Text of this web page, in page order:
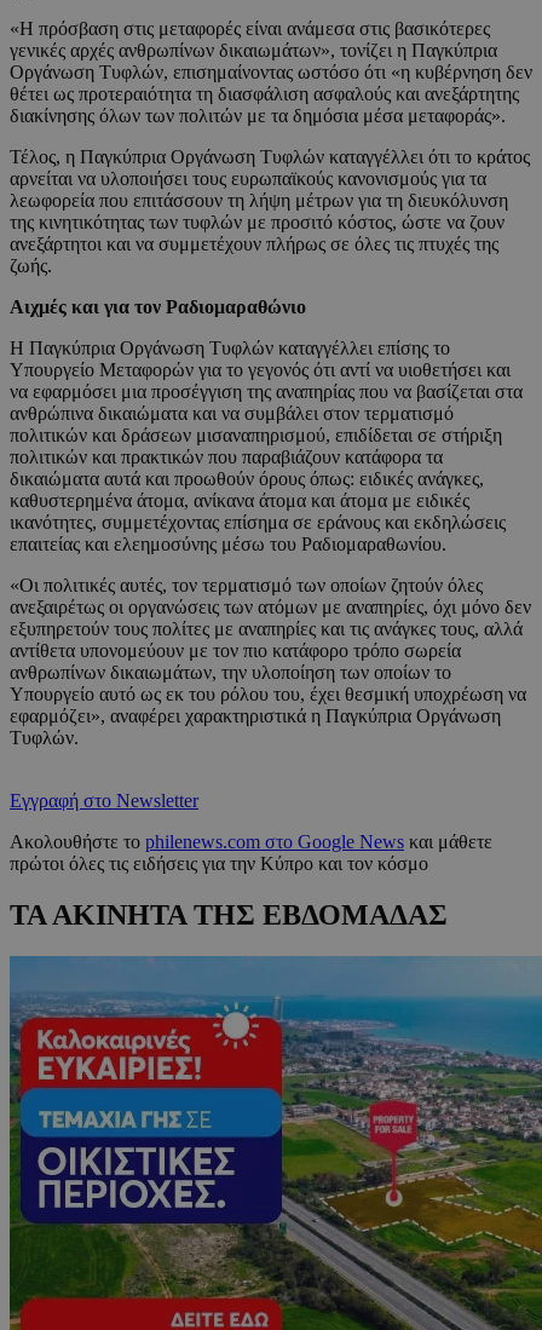
«Η πρόσβαση στις μεταφορές είναι ανάμεσα στις βασικότερες
γενικές αρχές ανθρωπίνων δικαιωμάτων», τονίζει η Παγκύπρια
Οργάνωση Τυφλών, επισημαίνοντας ωστόσο ότι «η κυβέρνηση δεν
θέτει ως προτεραιότητα τη διασφάλιση ασφαλούς και ανεξάρτητης
διακίνησης όλων των πολιτών με τα δημόσια μέσα μεταφοράς».
Τέλος, η Παγκύπρια Οργάνωση Τυφλών καταγγέλλει ότι το κράτος
αρνείται να υλοποιήσει τους ευρωπαϊκούς κανονισμούς για τα
λεωφορεία που επιτάσσουν τη λήψη μέτρων για τη διευκόλυνση
της κινητικότητας των τυφλών με προσιτό κόστος, ώστε να ζουν
ανεξάρτητοι και να συμμετέχουν πλήρως σε όλες τις πτυχές της
ζωής.
Αιχμές και για τον Ραδιομαραθώνιο
Η Παγκύπρια Οργάνωση Τυφλών καταγγέλλει επίσης το
Υπουργείο Μεταφορών για το γεγονός ότι αντί να υιοθετήσει και
να εφαρμόσει μια προσέγγιση της αναπηρίας που να βασίζεται στα
ανθρώπινα δικαιώματα και να συμβάλει στον τερματισμό
πολιτικών και δράσεων μισαναπηρισμού, επιδίδεται σε στήριξη
πολιτικών και πρακτικών που παραβιάζουν κατάφορα τα
δικαιώματα αυτά και προωθούν όρους όπως: ειδικές ανάγκες,
καθυστερημένα άτομα, ανίκανα άτομα και άτομα με ειδικές
ικανότητες, συμμετέχοντας επίσημα σε εράνους και εκδηλώσεις
επαιτείας και ελεημοσύνης μέσω του Ραδιομαραθωνίου.
«Οι πολιτικές αυτές, τον τερματισμό των οποίων ζητούν όλες
ανεξαιρέτως οι οργανώσεις των ατόμων με αναπηρίες, όχι μόνο δεν
εξυπηρετούν τους πολίτες με αναπηρίες και τις ανάγκες τους, αλλά
αντίθετα υπονομεύουν με τον πιο κατάφορο τρόπο σωρεία
ανθρωπίνων δικαιωμάτων, την υλοποίηση των οποίων το
Υπουργείο αυτό ως εκ του ρόλου του, έχει θεσμική υποχρέωση να
εφαρμόζει», αναφέρει χαρακτηριστικά η Παγκύπρια Οργάνωση
Τυφλών.
Εγγραφή στο Newsletter
Ακολουθήστε το philenews.com στο Google News και μάθετε
πρώτοι όλες τις ειδήσεις για την Κύπρο και τον κόσμο
ΤΑ ΑΚΙΝΗΤΑ ΤΗΣ ΕΒΔΟΜΑΔΑΣ